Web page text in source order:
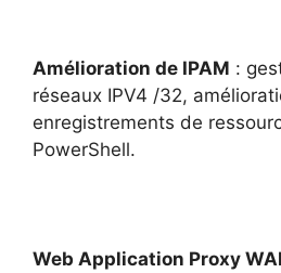
Amélioration de IPAM :
réseaux IPV4 /32,
enregistrements de
PowerShell.
Web Application Proxy